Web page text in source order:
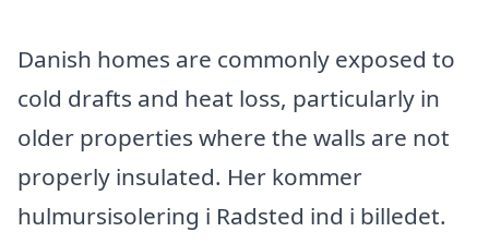
Danish homes are commonly exposed to
cold drafts and heat loss, particularly in
older properties where the walls are not
properly insulated. Her kommer
hulmursisolering i Radsted ind i billedet.